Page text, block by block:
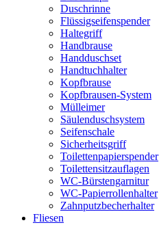
Duschrinne
Flüssigseifenspender
Haltegriff
Handbrause
Handduschset
Handtuchhalter
Kopfbrause
Kopfbrausen-System
Mülleimer
Säulenduschsystem
Seifenschale
Sicherheitsgriff
Toilettenpapierspender
Toilettensitzauflagen
WC-Bürstengarnitur
WC-Papierrollenhalter
Zahnputzbecherhalter
Fliesen